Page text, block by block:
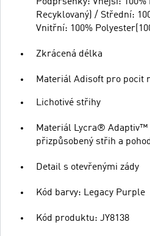
Recyklovaný) / Střední:
Vnitřní: 100%
Zkrácená délka
Materiál Adisoft pro pocit
Lichotivé střihy
Materiál Lycra® Adaptiv™
přizpůsobený střih a
Detail s otevřenými zády
Kód barvy: Legacy Purple
Kód produktu: JY8138